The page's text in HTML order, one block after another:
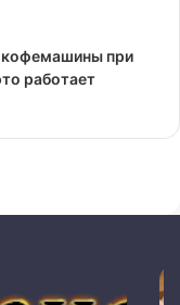
кофемашины при
работает